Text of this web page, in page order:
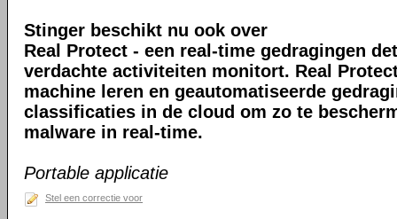
Stinger beschikt nu ook over
Real Protect - een real-time gedragingen
verdachte activiteiten monitort. Real
machine leren en geautomatiseerde
classificaties in de cloud om zo te
malware in real-time.
Portable applicatie
Stel een correctie voor